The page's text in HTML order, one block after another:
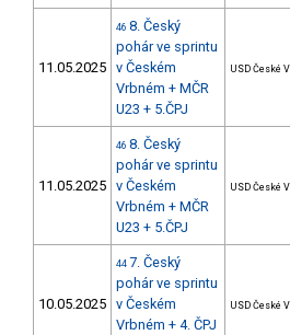
11.05.2025
46 8. Český
pohár ve sprintu
v Českém
Vrbném + MČR
U23 + 5.ČPJ
USD České
11.05.2025
46 8. Český
pohár ve sprintu
v Českém
Vrbném + MČR
U23 + 5.ČPJ
USD České
10.05.2025
44 7. Český
pohár ve sprintu
v Českém
Vrbném + 4. ČPJ
USD České